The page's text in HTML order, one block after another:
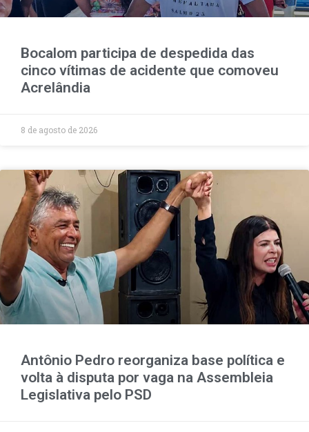
Bocalom participa de despedida das
cinco vítimas de acidente que comoveu
Acrelândia
8 de agosto de 2026
Antônio Pedro reorganiza base política e
volta à disputa por vaga na Assembleia
Legislativa pelo PSD